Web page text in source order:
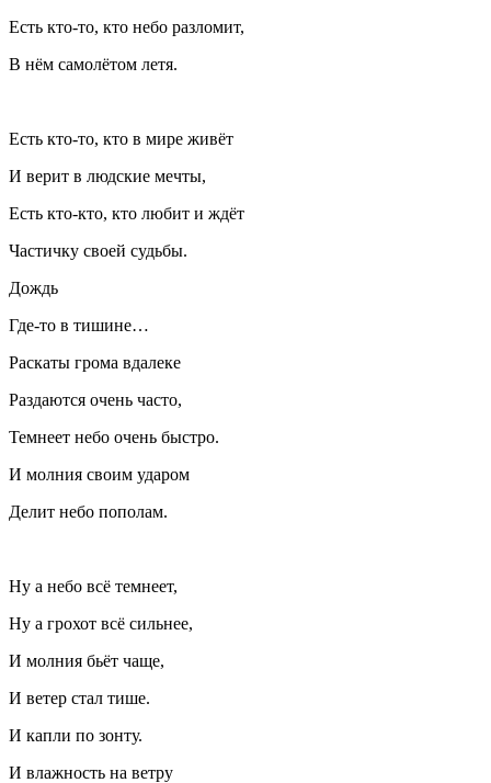
Есть кто-то, кто небо разломит,
В нём самолётом летя.
Есть кто-то, кто в мире живёт
И верит в людские мечты,
Есть кто-кто, кто любит и ждёт
Частичку своей судьбы.
Дождь
Где-то в тишине…
Раскаты грома вдалеке
Раздаются очень часто,
Темнеет небо очень быстро.
И молния своим ударом
Делит небо пополам.
Ну а небо всё темнеет,
Ну а грохот всё сильнее,
И молния бьёт чаще,
И ветер стал тише.
И капли по зонту.
И влажность на ветру